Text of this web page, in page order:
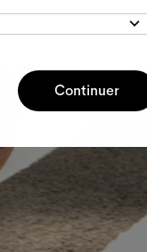
Continuer